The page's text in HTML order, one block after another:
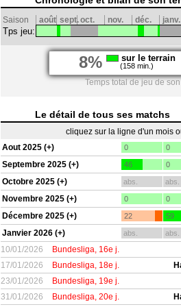
Saison août sept.oct. nov. déc. janv.
Tps jeu:
8% sur le terrain
(158 min.)
Temps total de jeu de
Le détail de tous ses matchs
cliquez sur la ligne d'un mois
Aout 2025 (+)
0 0
Septembre 2025 (+) 46 0
Octobre 2025 (+) abs. abs.
Novembre 2025 (+) 0 0
Décembre 2025 (+) 22 59
Janvier 2026 (+) abs. abs.
10/01/2026 Bundesliga, 16e j.
17/01/2026
Bundesliga, 18e j.
23/01/2026
Bundesliga, 19e j.
31/01/2026
Bundesliga, 20e j.